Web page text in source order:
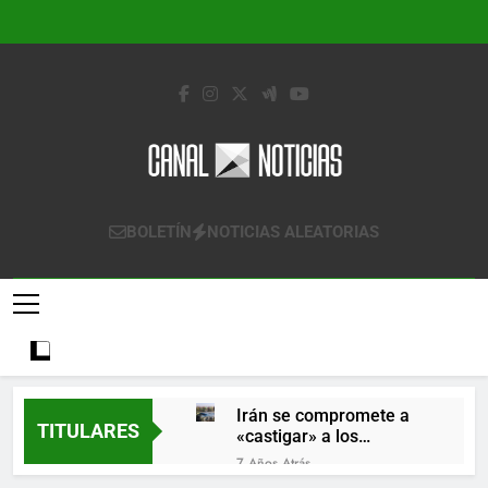
Canal Noticias
Canal Noticias
BOLETÍN NOTICIAS ALEATORIAS
TITULARES
Irán se compromete a
«castigar» a los
responsables de
derribar un avión
7 Años Atrás